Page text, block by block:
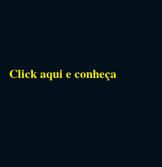
Click aqui e conheça